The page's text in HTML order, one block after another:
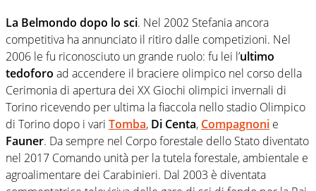
La Belmondo dopo lo sci. Nel 2002 Stefania ancora
competitiva ha annunciato il ritiro dalle competizioni. Nel
2006 le fu riconosciuto un grande ruolo: fu lei l’ultimo
tedoforo ad accendere il braciere olimpico nel corso della
Cerimonia di apertura dei XX Giochi olimpici invernali di
Torino ricevendo per ultima la fiaccola nello stadio Olimpico
di Torino dopo i vari Tomba, Di Centa, Compagnoni e
Fauner. Da sempre nel Corpo forestale dello Stato diventato
nel 2017 Comando unità per la tutela forestale, ambientale e
agroalimentare dei Carabinieri. Dal 2003 è diventata